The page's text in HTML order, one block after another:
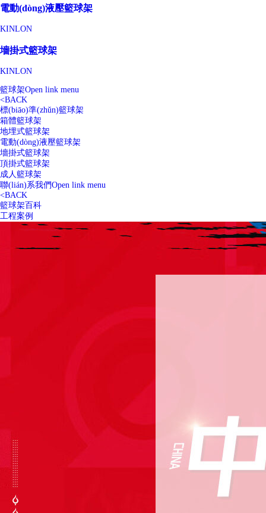
電動(dòng)液壓籃球架
KINLON
墻掛式籃球架
KINLON
籃球架Open link menu
<BACK
標(biāo)準(zhǔn)籃球架
箱體籃球架
地埋式籃球架
電動(dòng)液壓籃球架
墻掛式籃球架
頂掛式籃球架
成人籃球架
聯(lián)系我們Open link menu
<BACK
籃球架百科
工程案例